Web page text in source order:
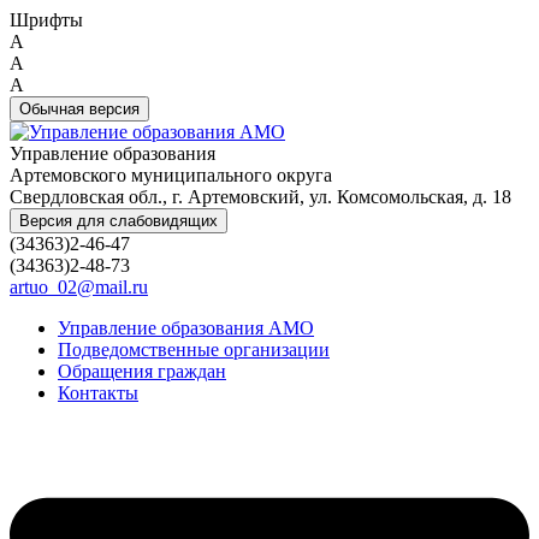
Шрифты
A
A
A
Обычная версия
Управление образования
Артемовского муниципального округа
Свердловская обл., г. Артемовский, ул. Комсомольская, д. 18
Версия для слабовидящих
(34363)2-46-47
(34363)2-48-73
artuo_02@mail.ru
Управление образования АМО
Подведомственные организации
Обращения граждан
Контакты